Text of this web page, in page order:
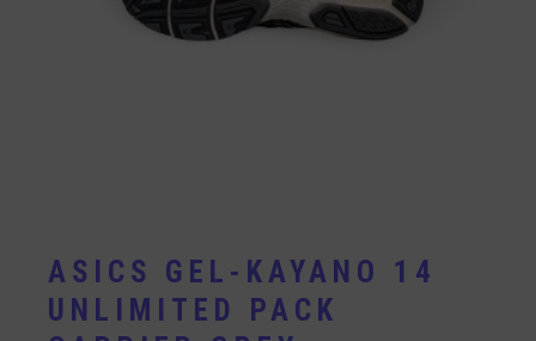
ASICS GEL-KAYANO 14
UNLIMITED PACK